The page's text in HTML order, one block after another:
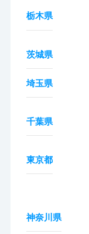
栃木県
茨城県
埼玉県
千葉県
東京都
神奈川県